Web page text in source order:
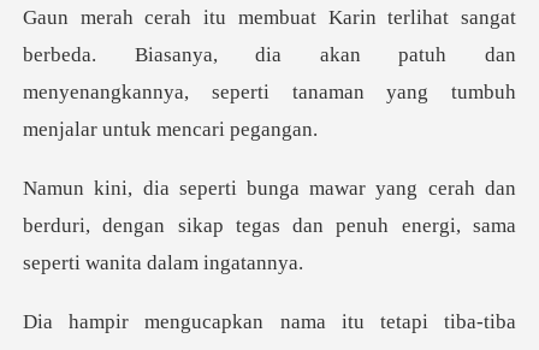
eda. Biasanya, dia akan patuh dan
menyenangkannya, sepe
h dan
berduri, dengan sikap tegas dan penuh e
kan nama itu tetapi